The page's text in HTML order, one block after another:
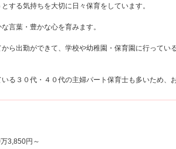
する気持ちを大切に日々保育をしています。
言葉・豊かな心を育みます。
ら出勤ができて、学校や幼稚園・保育園に行ってい
る３０代・４０代の主婦パート保育士も多いため、
3,850円～